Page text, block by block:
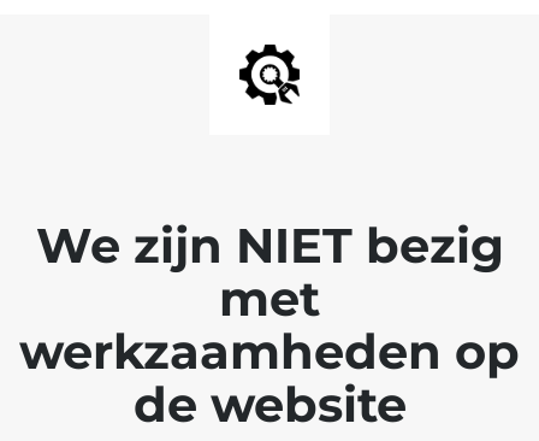
We zijn NIET bezig
met
werkzaamheden op
de website